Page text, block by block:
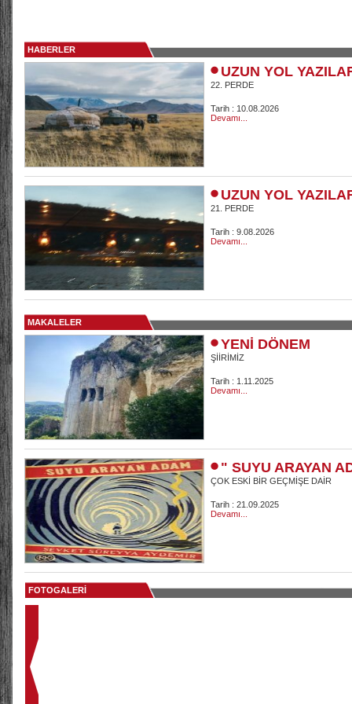
HABERLER
UZUN YOL
22. PERDE
Tarih : 10.08.2026
Devamı...
UZUN YOL
21. PERDE
Tarih : 9.08.2026
Devamı...
MAKALELER
YENİ DÖNEM
ŞİİRİMİZ
Tarih : 1.11.2025
Devamı...
" SUYU ARAYAN
ÇOK ESKİ BİR GEÇMİŞE DAİR
Tarih : 21.09.2025
Devamı...
FOTOGALERİ